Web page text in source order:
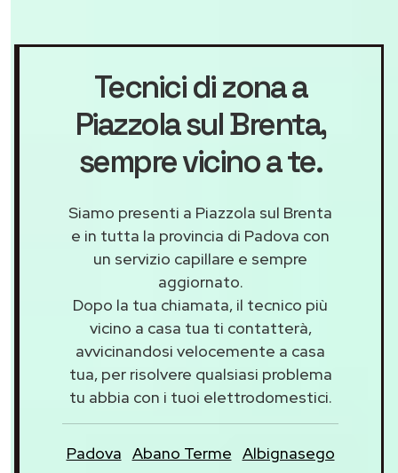
Tecnici di zona a
Piazzola sul Brenta,
sempre vicino a te.
Siamo presenti a Piazzola sul Brenta
e in tutta la provincia di Padova con
un servizio capillare e sempre
aggiornato.
Dopo la tua chiamata, il tecnico più
vicino a casa tua ti contatterà,
avvicinandosi velocemente a casa
tua, per risolvere qualsiasi problema
tu abbia con i tuoi elettrodomestici.
Padova Abano Terme Albignasego